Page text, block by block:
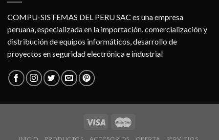
COMPU-SISTEMAS DEL PERU SAC es una empresa
peruana, especializada en la importación, comercialización y
distribución de equipos informáticos, desarrollo de
proyectos en seguridad electrónica e industrial